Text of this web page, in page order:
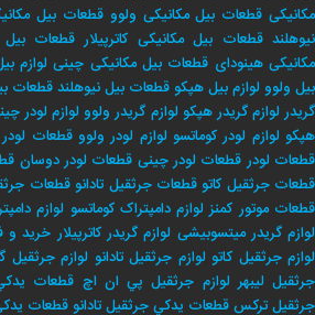
مکانیکی قطعات بیل مکانیکی ولوو قطعات بیل
نیوهلند قطعات بیل مکانیکی کاترپیلار قطعات بیل
مکانیکی هینودای قطعات بیل مکانیکی چینی لوازم
بیل ولوو لوازم بیل هپکوقطعات بیل نیوهلندقطعات
گریدر لوازم گریدر هپکو لوازم گریدر ولوو لوازم لودر
هپکو لوازم لودر کوماتسو لوازم لودر ولوو قطعات لودر
قطعات لودر قطعات لودر چینی قطعات لودر دوسان
قطعات جرثقیل کاتوقطعات جرثقیل تادانوقطعات
قطعات موتور کمنز لوازم دامپتراک کوماتسو لوازم
لوازم گریدر میتسوبیشی لوازم گریدر کاترپیلار خريد و
لوازم جرثقيل كاتو لوازم جرثقيل تادانو لوازم جرثقيل
جرثقيل ليبهر لوازم جرثقيل پي ان اچ قطعات
جرثقيل تركسقطعات يدكي جرثقيل تادانوقطعات